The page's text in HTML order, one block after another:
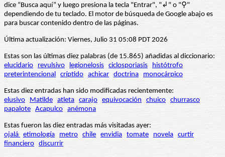
dice “Busca aquí” y luego presiona la tecla "Entrar", "↲" o "⚲"
dependiendo de tu teclado. El motor de búsqueda de Google abajo es
para buscar contenido dentro de las páginas.
Última actualización: Viernes, Julio 31 05:08 PDT 2026
Estas son las últimas diez palabras (de 15.865) añadidas al diccionario:
elucidario
revulsivo legionelosis ciclosporiasis
histótrofo
preterintencional críptido achicar doctrina monocárpico
Estas diez entradas han sido modificadas recientemente:
elusivo
Matilde atleta carajo equivocación chuico churrasco
papalote Acapulco anémona
Estas fueron las diez entradas más visitadas ayer:
ojalá etimología metro chile envidia tomate novela curtir
financiero discurrir